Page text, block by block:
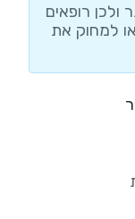
רופאים
למחוק את